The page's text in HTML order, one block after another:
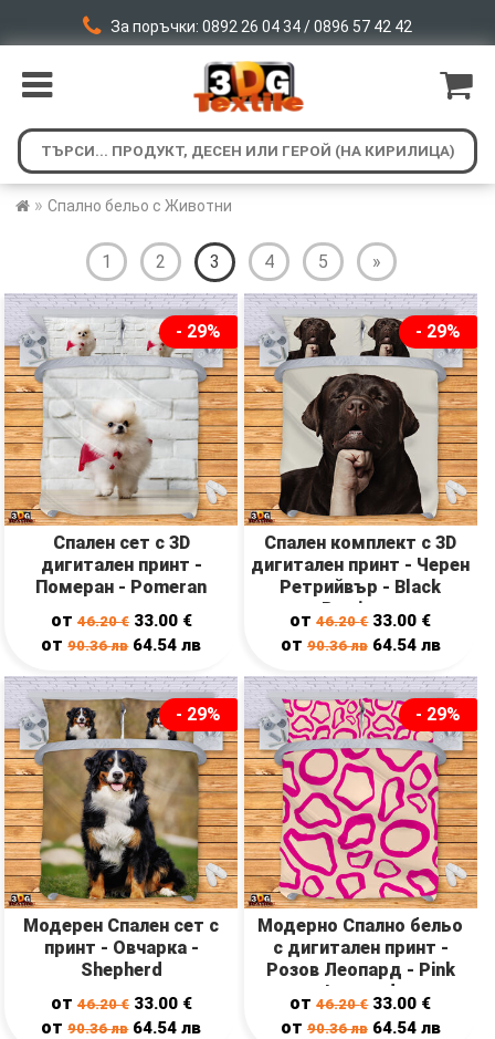
За поръчки: 0892 26 04 34 / 0896 57 42 42
» Спално бельо с Животни
1 2 3 4 5 »
- 29%
Спален сет с 3D
дигитален принт -
Померан - Pomeran
от46.20€ 33.00 €
от90.36лв 64.54лв
- 29%
Спален комплект с 3D
дигитален принт - Черен
Ретрийвър - Black
Retriever
от46.20€ 33.00 €
от 90.36лв 64.54 лв
- 29%
Модерен Спален сет с
принт - Овчарка -
Shepherd
от46.20€ 33.00 €
от90.36лв 64.54лв
- 29%
Модерно Спално бельо
с дигитален принт -
Розов Леопард - Pink
Leopard
от46.20€ 33.00 €
от 90.36лв 64.54 лв